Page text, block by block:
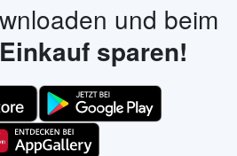
und beim
Einkauf sparen!